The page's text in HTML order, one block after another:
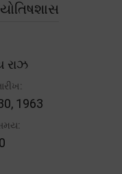
રાઝ
1963